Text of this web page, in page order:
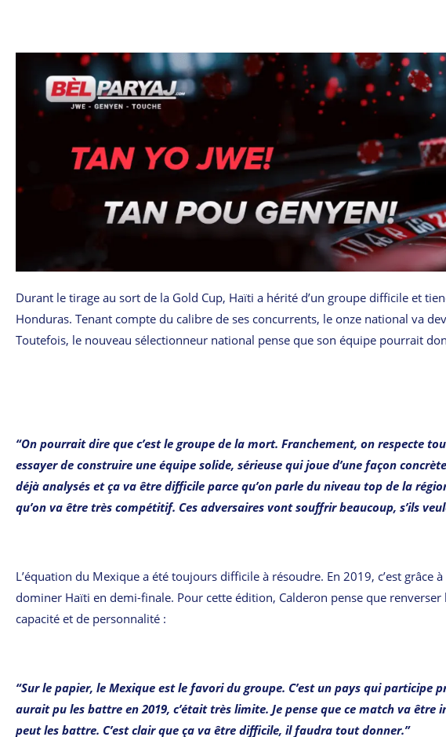
Durant le tirage au sort de la Gold Cup, Haïti a hérité d’un groupe difficile et
Honduras. Tenant compte du calibre de ses concurrents, le onze national va
Toutefois, le nouveau sélectionneur national pense que son équipe pourrait
“On pourrait dire que c’est le groupe de la mort. Franchement, on respecte
essayer de construire une équipe solide, sérieuse qui joue d’une façon
déjà analysés et ça va être difficile parce qu’on parle du niveau top de la
qu’on va être très compétitif. Ces adversaires vont souffrir beaucoup, s’ils
L’équation du Mexique a été toujours difficile à résoudre. En 2019, c’est grâce
dominer Haïti en demi-finale. Pour cette édition, Calderon pense que
capacité et de personnalité :
“Sur le papier, le Mexique est le favori du groupe. C’est un pays qui participe
aurait pu les battre en 2019, c’était très limite. Je pense que ce match va
peut les battre. C’est clair que ça va être difficile, il faudra tout donner.”